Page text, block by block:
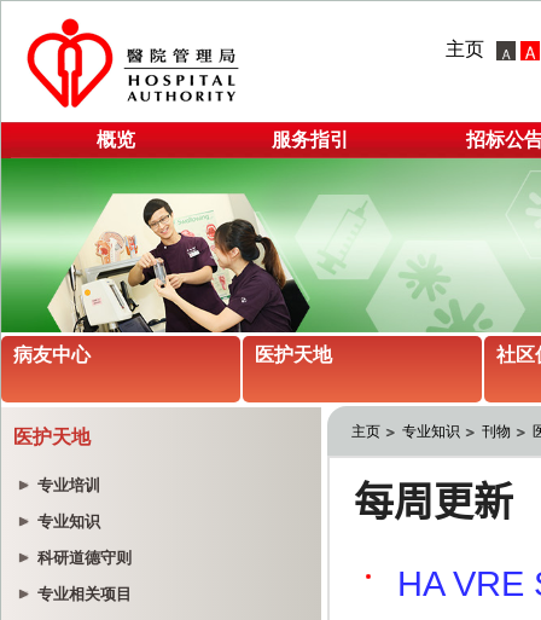
主页
概览 服务指引 招标公
病友中心 医护天地 社区
医护天地
专业培训
专业知识
科研道德守则
专业相关项目
主页 专业知识 刊物